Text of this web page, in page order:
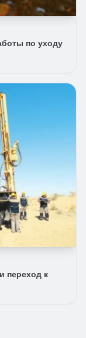
по уходу
переход к